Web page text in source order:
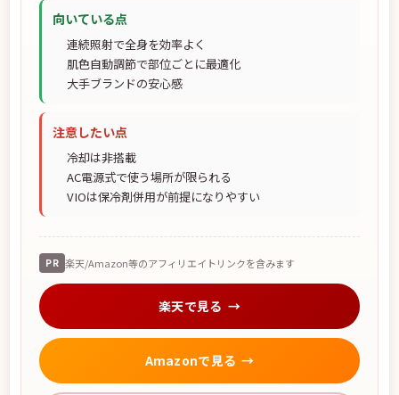
向いている点
連続照射で全身を効率よく
肌色自動調節で部位ごとに最適化
大手ブランドの安心感
注意したい点
冷却は非搭載
AC電源式で使う場所が限られる
VIOは保冷剤併用が前提になりやすい
PR 楽天/Amazon等のアフィリエイトリンクを含みます
楽天で見る
Amazonで見る